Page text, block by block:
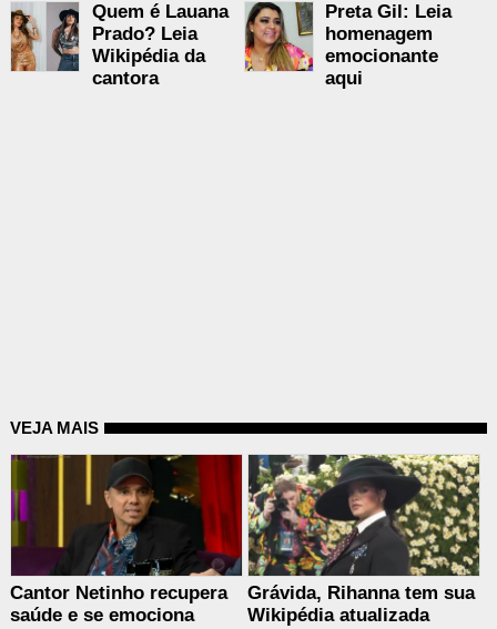
Quem é Lauana
Prado? Leia
Wikipédia da
cantora
Preta Gil: Leia
homenagem
emocionante
aqui
VEJA MAIS
Cantor Netinho recupera
saúde e se emociona
Grávida, Rihanna tem sua
Wikipédia atualizada